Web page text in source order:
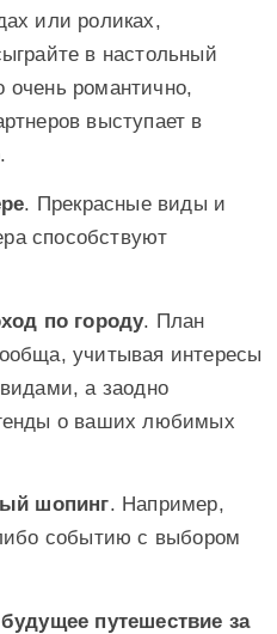
или роликах,
в настольный
романтично,
выступает в
. Прекрасные виды и
способствуют
по городу. План
учитывая интересы
а заодно
о ваших любимых
шопинг. Например,
событию с выбором
путешествие за